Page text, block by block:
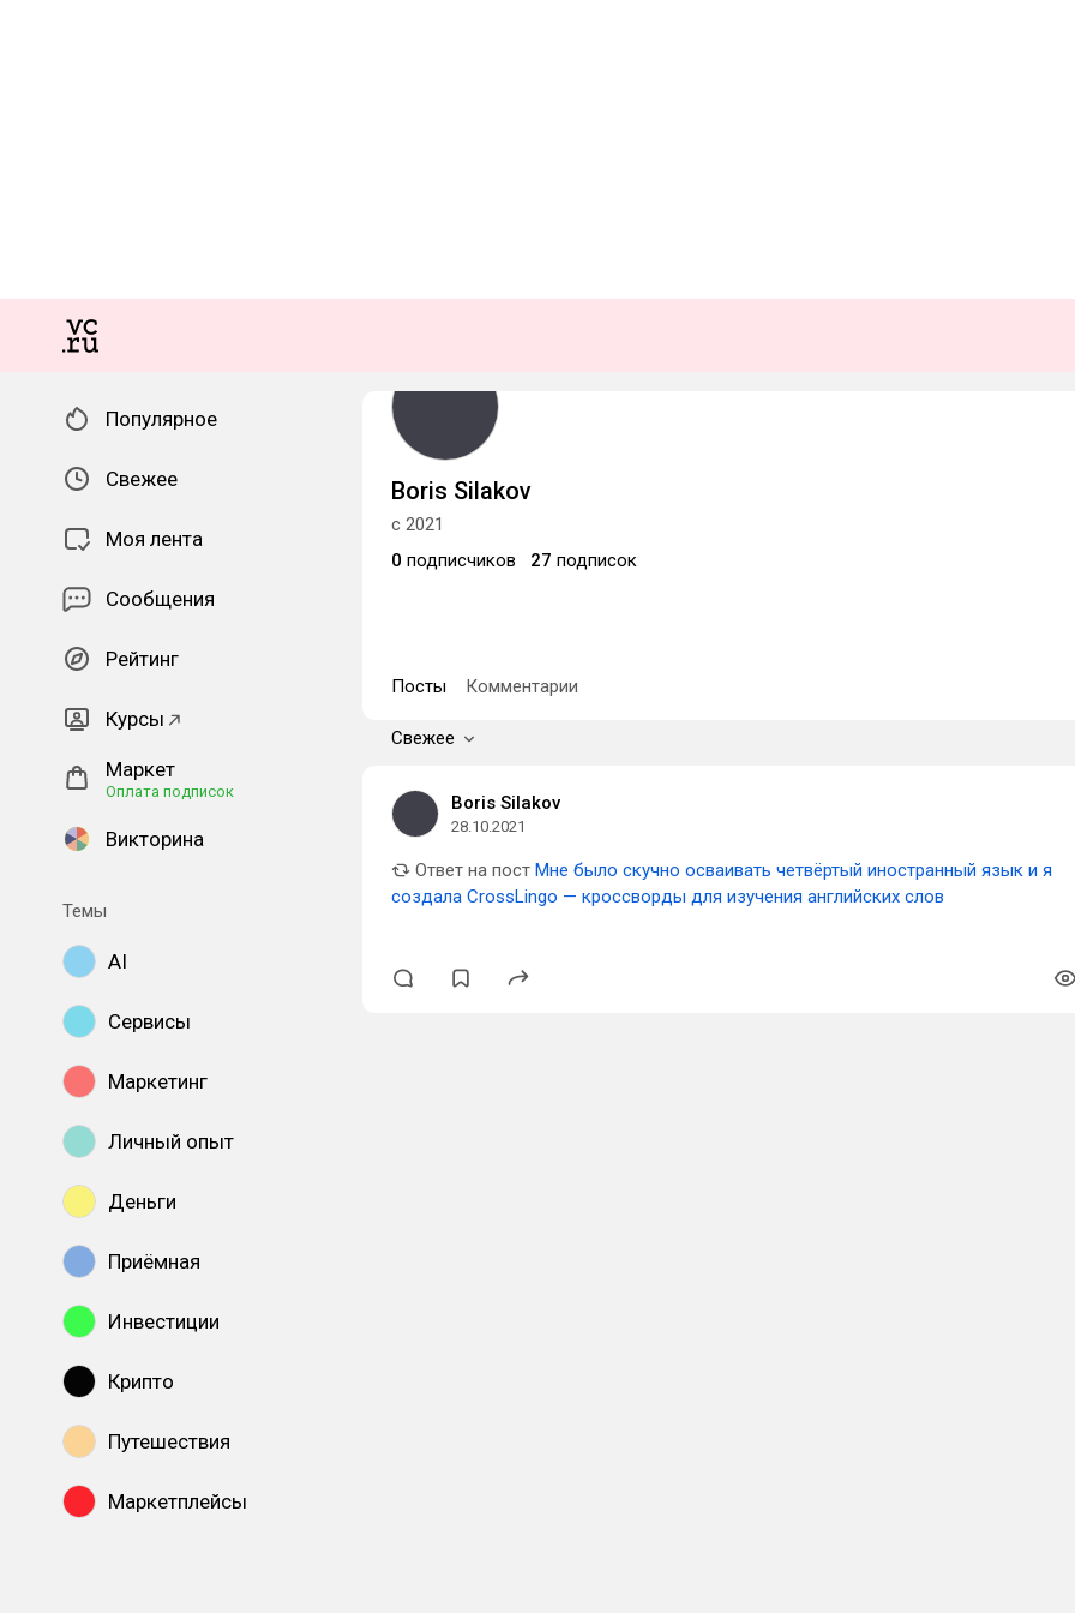
Популярное
Свежее
Моя лента
Сообщения
Рейтинг
Курсы
Маркет
Оплата подписок
Викторина
Темы
AI
Сервисы
Маркетинг
Личный опыт
Деньги
Приёмная
Инвестиции
Крипто
Путешествия
Маркетплейсы
Boris Silakov
с 2021
0 подписчиков 27 подписок
Посты Комментарии
Свежее
Boris Silakov
28.10.2021
Ответ на пост Мне было скучно осваивать четвёртый иностранный язык и я
создала CrossLingo — кроссворды для изучения английских слов